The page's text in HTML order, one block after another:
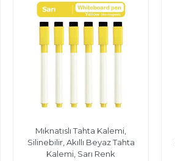
Mıknatıslı Tahta Kalemi,
Silinebilir, Akıllı Beyaz Tahta
Kalemi, Sarı Renk